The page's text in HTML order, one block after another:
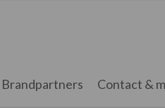
Brandpartners Contact &